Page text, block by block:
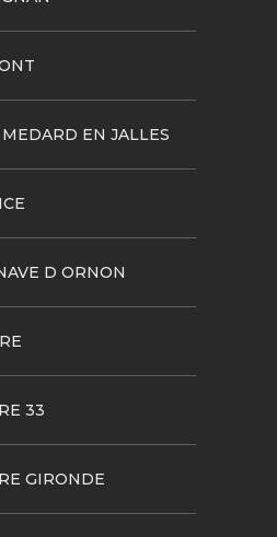
EN JALLES
D ORNON
33
GIRONDE